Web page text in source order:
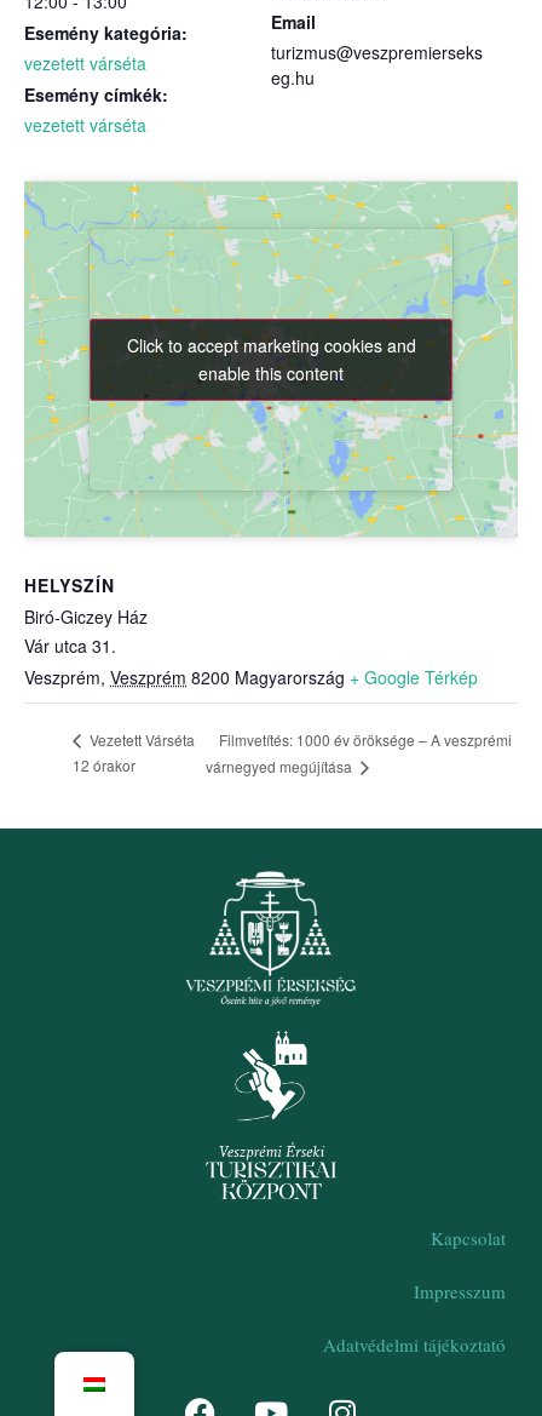
Esemény kategória:
vezetett várséta
Esemény címkék:
vezetett várséta
Email
turizmus@veszpremierseks
eg.hu
HELYSZÍN
Biró-Giczey Ház
Vár utca 31.
Veszprém, Veszprém 8200 Magyarország + Google Térkép
Click to accept marketing cookies and
enable this content
Click to accept marketing cookies and
enable this content
Vezetett Várséta
12 órakor
Filmvetítés: 1000 év öröksége – A veszprémi
várnegyed megújítása
Kapcsolat
Impresszum
Adatvédelmi tájékoztató